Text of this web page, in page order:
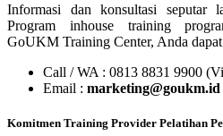
Informasi dan konsultasi seputar
Program inhouse training
GoUKM Training Center, Anda
Call / WA : 0813 8831 9900
Email : marketing@goukm.id
Komitmen Training Provider Pelatihan